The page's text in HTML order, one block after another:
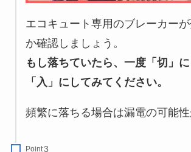
エコキュート専用のブレーカー
か確認しましょう。
もし落ちていたら、一度「切」
「入」にしてみてください。
頻繁に落ちる場合は漏電の可能性
Point